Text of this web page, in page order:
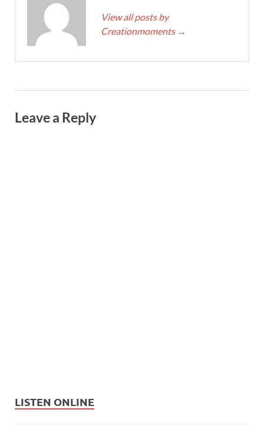
View all posts by
Creationmoments →
Leave a Reply
LISTEN ONLINE